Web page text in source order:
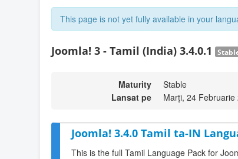
This page is not yet fully available in your
Joomla! 3 - Tamil (India) 3.4.0.1
Maturity
Stable
Lansat pe
Marți, 24 Februarie
Joomla! 3.4.0 Tamil ta-IN
This is the full Tamil Language Pack for